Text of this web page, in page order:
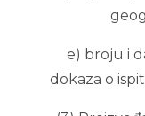
e) broju i
dokaza o